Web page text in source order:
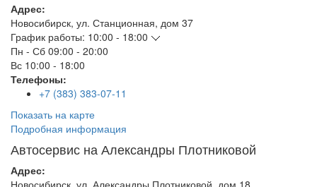
Адрес:
Новосибирск, ул. Станционная, дом 37
График работы: 10:00 - 18:00
Пн - Сб 09:00 - 20:00
Вс 10:00 - 18:00
Телефоны:
+7 (383) 383-07-11
Показать на карте
Подробная информация
Автосервис на Александры Плотниковой
Адрес: